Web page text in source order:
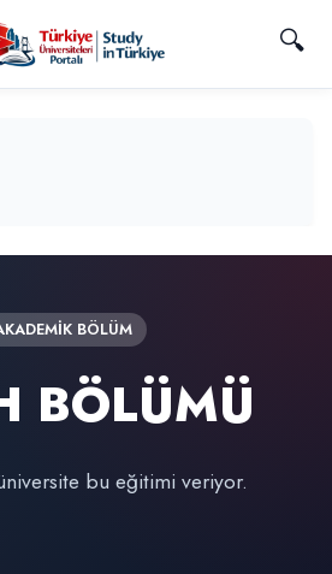
🔍
BÖLÜM
BÖLÜMÜ
bu eğitimi veriyor.